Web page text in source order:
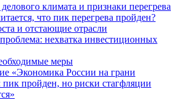
климата и признаки перегрева
что пик перегрева пройден?
и отстающие отрасли
нехватка инвестиционных
меры
«Экономика России на грани
пик пройден, но риски стагфляции